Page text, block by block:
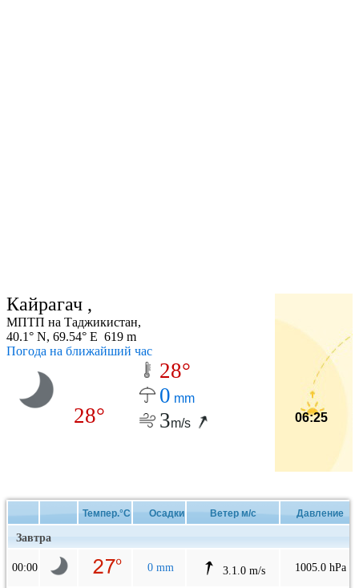
Кайрагач ,
МПТП на Таджикистан,
40.1° N, 69.54° E 619 m
Погода на ближайший час
28°
28°
0 mm
3m/s 06:25
Темпер.°C Осадки Ветер м/с Давление
Завтра
00:00 0 mm 3.1.0 m/s 1005.0 hPa